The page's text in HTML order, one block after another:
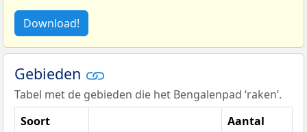
Download!
Gebieden
Tabel met de gebieden die het Bengalenpad ‘raken’.
Soort
Aantal